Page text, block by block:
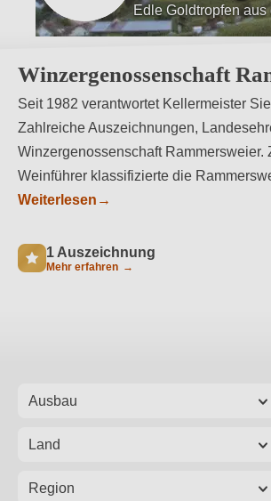
Ausschließlich
Winzergenossenschaft
Seit 1982 verantwortet Kellermeister
Zahlreiche Auszeichnungen,
Winzergenossenschaft
Weinführer klassifizierte die
Weiterlesen →
1 Auszeichnung
Mehr erfahren →
Ausbau
Land
Region